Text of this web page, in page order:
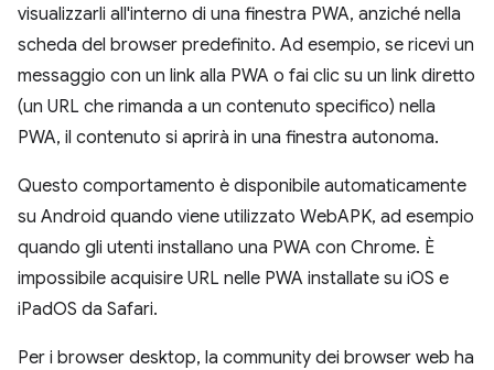
visualizzarli all'interno di una finestra PWA, anziché nella
scheda del browser predefinito. Ad esempio, se ricevi un
messaggio con un link alla PWA o fai clic su un link diretto
(un URL che rimanda a un contenuto specifico) nella
PWA, il contenuto si aprirà in una finestra autonoma.
Questo comportamento è disponibile automaticamente
su Android quando viene utilizzato WebAPK, ad esempio
quando gli utenti installano una PWA con Chrome. È
impossibile acquisire URL nelle PWA installate su iOS e
iPadOS da Safari.
Per i browser desktop, la community dei browser web ha